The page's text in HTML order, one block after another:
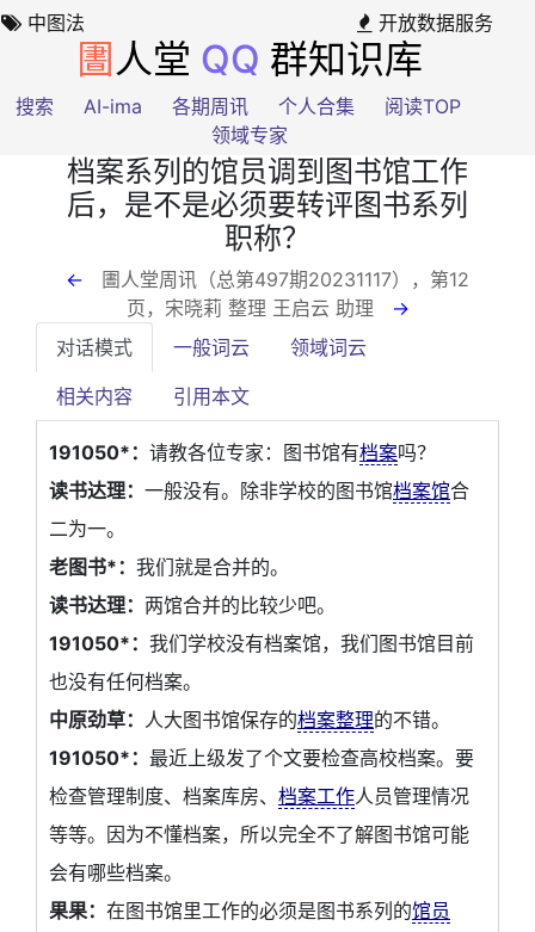
中图法 开放数据服务
圕 人堂 QQ 群知识库
搜索 AI-ima 各期周讯 个人合集
阅读TOP
领域专家
档案系列的馆员调到图书馆工作
后，是不是必须要转评图书系列
职称？
←
圕人堂周讯（总第497期20231117），第12
页 ，宋晓莉 整理 王启云 助理
→
对话模式
一般词云 领域词云
相关内容 引用本文
191050*： 请教各位专家：图书馆有档案吗？
读书达理： 一般没有。除非学校的图书馆档案馆合
二为一。
老图书*： 我们就是合并的。
读书达理： 两馆合并的比较少吧。
191050*： 我们学校没有档案馆，我们图书馆目前
也没有任何档案。
中原劲草： 人大图书馆保存的档案整理的不错。
191050*： 最近上级发了个文要检查高校档案。要
检查管理制度、档案库房、 档案工作人员管理情况
等等。因为不懂档案，所以完全不了解图书馆可能
会有哪些档案。
果果： 在图书馆里工作的必须是图书系列的馆员